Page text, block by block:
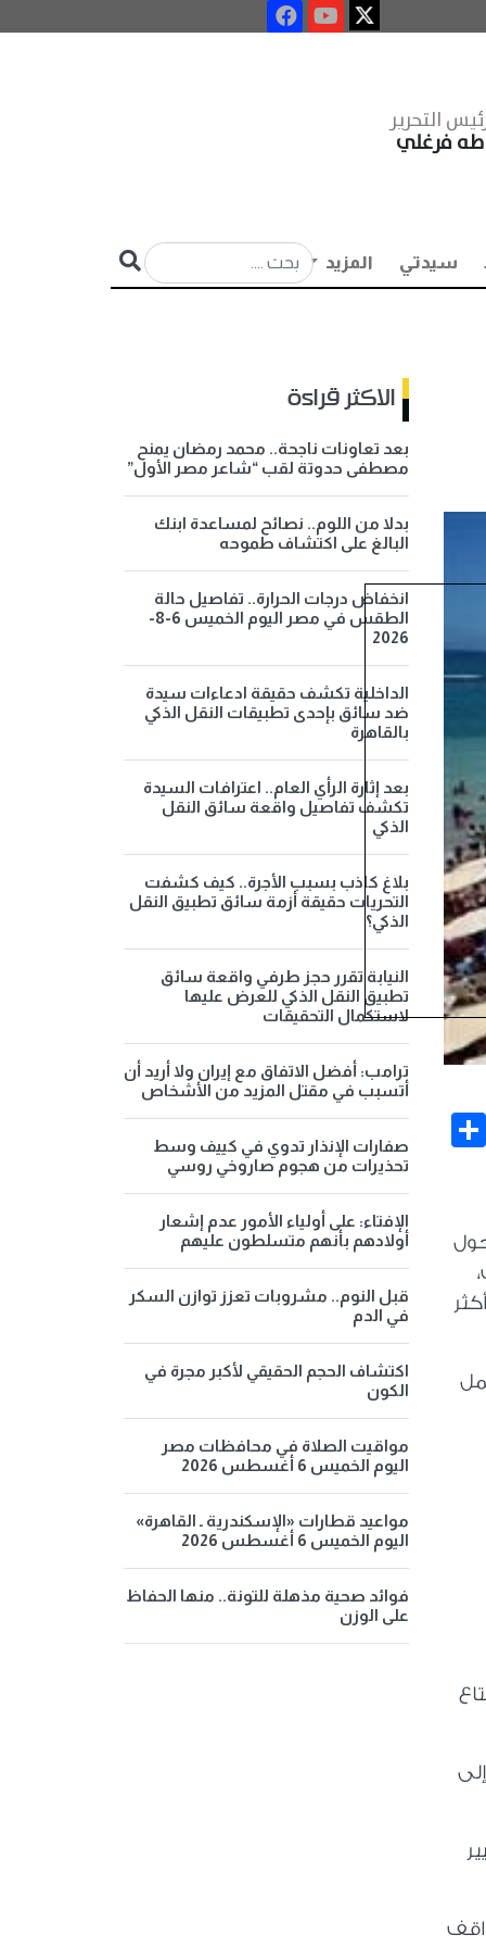
التحرير
طه فرغلي
سيدتي المزيد
Share
الاكثر قراءة
بعد تعاونات ناجحة.. محمد رمضان يمنح
مصطفى حدوتة لقب “شاعر مصر الأول”
بدلا من اللوم.. نصائح لمساعدة ابنك
البالغ على اكتشاف طموحه
انخفاض درجات الحرارة.. تفاصيل حالة
الطقس في مصر اليوم الخميس 6-8-
2026
الداخلية تكشف حقيقة ادعاءات سيدة
ضد سائق بإحدى تطبيقات النقل الذكي
بالقاهرة
بعد إثارة الرأي العام.. اعترافات السيدة
تكشف تفاصيل واقعة سائق النقل
الذكي
بلاغ كاذب بسبب الأجرة.. كيف كشفت
التحريات حقيقة أزمة سائق تطبيق النقل
الذكي؟
النيابة تقرر حجز طرفي واقعة سائق
تطبيق النقل الذكي للعرض عليها
لاستكمال التحقيقات
ترامب: أفضل الاتفاق مع إيران ولا أريد أن
أتسبب في مقتل المزيد من الأشخاص
صفارات الإنذار تدوي في كييف وسط
تحذيرات من هجوم صاروخي روسي
الإفتاء: على أولياء الأمور عدم إشعار
أولادهم بأنهم متسلطون عليهم
قبل النوم.. مشروبات تعزز توازن السكر
في الدم
اكتشاف الحجم الحقيقي لأكبر مجرة في
الكون
مواقيت الصلاة في محافظات مصر
اليوم الخميس 6 أغسطس 2026
مواعيد قطارات «الإسكندرية ـ القاهرة»
اليوم الخميس 6 أغسطس 2026
فوائد صحية مذهلة للتونة.. منها الحفاظ
على الوزن